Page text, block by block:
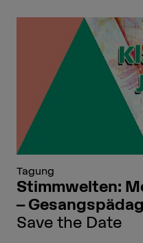
Tagung
Stimmwelten:
–
Save the Date